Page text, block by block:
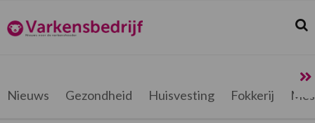
de
hoofdnavigatie
de
hoofd
de
eerste
de
voettekst
Varkensbedrijf.be
Nieuws Gezondheid Huisvesting Fokkerij